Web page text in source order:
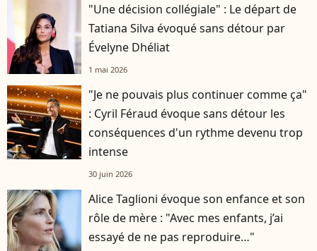
"Une décision collégiale" : Le départ de
Tatiana Silva évoqué sans détour par
Évelyne Dhéliat
1 mai 2026
"Je ne pouvais plus continuer comme ça"
: Cyril Féraud évoque sans détour les
conséquences d'un rythme devenu trop
intense
30 juin 2026
Alice Taglioni évoque son enfance et son
rôle de mère : "Avec mes enfants, j’ai
essayé de ne pas reproduire…"